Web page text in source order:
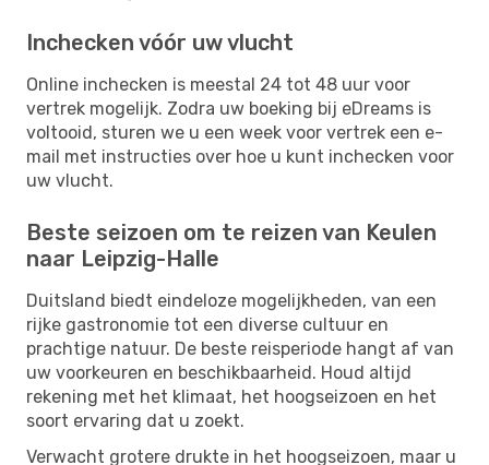
Inchecken vóór uw vlucht
Online inchecken is meestal 24 tot 48 uur voor
vertrek mogelijk. Zodra uw boeking bij eDreams is
voltooid, sturen we u een week voor vertrek een e-
mail met instructies over hoe u kunt inchecken voor
uw vlucht.
Beste seizoen om te reizen van Keulen
naar Leipzig-Halle
Duitsland biedt eindeloze mogelijkheden, van een
rijke gastronomie tot een diverse cultuur en
prachtige natuur. De beste reisperiode hangt af van
uw voorkeuren en beschikbaarheid. Houd altijd
rekening met het klimaat, het hoogseizoen en het
soort ervaring dat u zoekt.
Verwacht grotere drukte in het hoogseizoen, maar u